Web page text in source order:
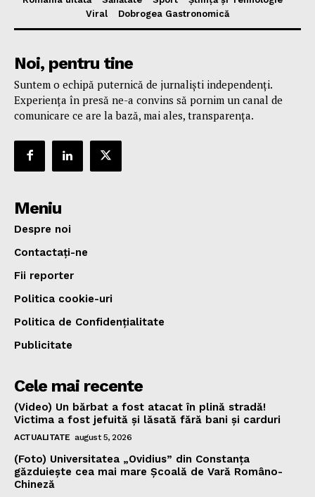
Viral
Dobrogea Gastronomică
Noi, pentru tine
Suntem o echipă puternică de jurnaliști independenți.
Experiența în presă ne-a convins să pornim un canal de
comunicare ce are la bază, mai ales, transparența.
Meniu
Despre noi
Contactați-ne
Fii reporter
Politica cookie-uri
Politica de Confidențialitate
Publicitate
Cele mai recente
(Video) Un bărbat a fost atacat în plină stradă!
Victima a fost jefuită și lăsată fără bani și carduri
ACTUALITATE august 5, 2026
(Foto) Universitatea „Ovidius” din Constanța
găzduiește cea mai mare Școală de Vară Româno-
Chineză